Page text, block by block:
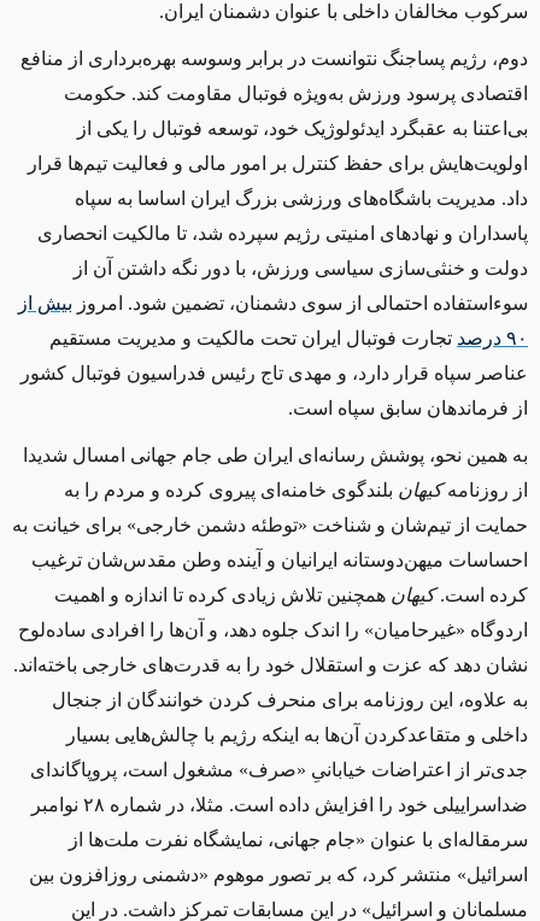
سرکوب مخالفان داخلی با عنوان دشمنان ایران.
دوم، رژیم پساجنگ نتوانست در برابر وسوسه بهره‌برداری از منافع
اقتصادی پرسود ورزش به‌ویژه فوتبال مقاومت کند. حکومت
بی‌اعتنا به عقبگرد ایدئولوژیک خود، توسعه فوتبال را یکی از
اولویت‌هایش برای حفظ کنترل بر امور مالی و فعالیت‌ تیم‌ها قرار
داد. مدیریت باشگاه‌های ورزشی بزرگ ایران اساسا به سپاه
پاسداران و نهادهای امنیتی رژیم سپرده شد، تا مالکیت انحصاری
دولت و خنثی‌سازی سیاسی ورزش، با دور نگه داشتن آن از
سوءاستفاده احتمالی از سوی دشمنان، تضمین شود. امروز بیش از
۹۰ درصد
تجارت فوتبال ایران تحت مالکیت و مدیریت مستقیم
عناصر سپاه قرار دارد، و مهدی تاج رئیس فدراسیون فوتبال کشور
از فرماندهان سابق سپاه است.
به همین نحو، پوشش رسانه‌ای ایران طی جام جهانی امسال شدیدا
از روزنامهکیهان بلندگوی خامنه‌ای پیروی کرده و مردم را به
حمایت از تیم‌شان و شناخت «توطئه دشمن خارجی» برای خیانت به
احساسات میهن‌دوستانه ایرانیان و آینده وطن مقدس‌شان ترغیب
کرده است.کیهان همچنین تلاش زیادی کرده تا اندازه و اهمیت
اردوگاه «غیرحامیان» را اندک جلوه دهد، و آن‌ها را افرادی ساده‌لوح
نشان دهد که عزت و استقلال خود را به قدرت‌های خارجی باخته‌اند.
به علاوه، این روزنامه برای منحرف کردن خوانندگان از جنجال
داخلی و متقاعدکردن آن‌ها به اینکه رژیم با چالش‌هایی بسیار
جدی‌تر از اعتراضات خیابانیِ «صرف» مشغول است، پروپاگاندای
ضداسراییلی خود را افزایش داده است. مثلا، در شماره ۲۸ نوامبر
سرمقاله‌ای با عنوان «جام جهانی، نمایشگاه نفرت ملت‌ها از
اسرائیل» منتشر کرد، که بر تصور موهوم «دشمنی روزافزون بین
مسلمانان و اسرائیل» در این مسابقات تمرکز داشت. در این